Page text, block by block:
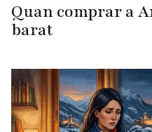
Quan comprar a
barat